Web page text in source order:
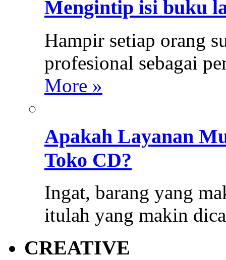
Mengintip isi buku
Hampir setiap orang
profesional sebagai
More »
Apakah Layanan
Toko CD?
Ingat, barang yang
itulah yang makin
CREATIVE